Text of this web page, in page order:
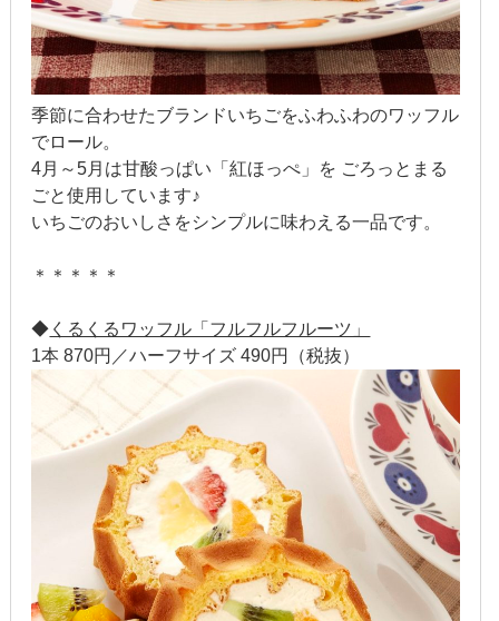
2019年2月
2019年1月
2018年12月
2018年11月
2018年10月
2018年7月
2018年5月
2018年4月
2018年3月
2018年2月
季節に合わせたブランドいちごをふわふわのワッフル
でロール。
4月～5月は甘酸っぱい「紅ほっぺ」を ごろっとまる
ごと使用しています♪
いちごのおいしさをシンプルに味わえる一品です。
＊＊＊＊＊
◆ くるくるワッフル「フルフルフルーツ」
1本 870円／ハーフサイズ 490円（税抜）